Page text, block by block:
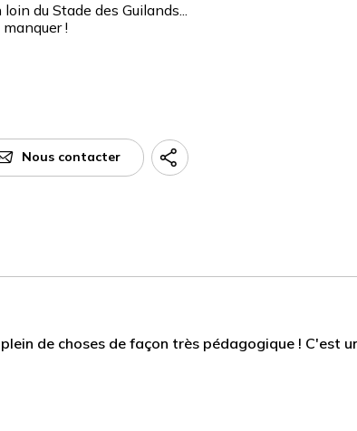
du Stade des Guilands...
!
Nous contacter
de choses de façon très pédagogique !